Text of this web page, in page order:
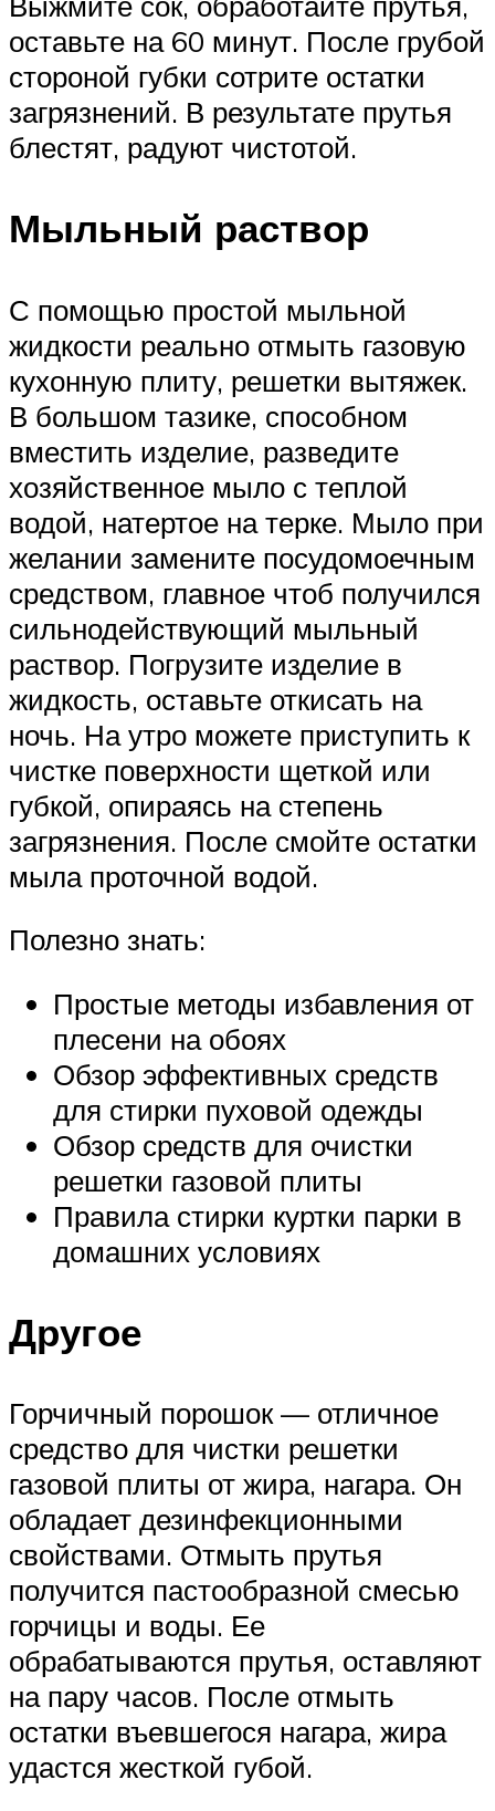
оставьте на 60 минут. После грубой
стороной губки сотрите остатки
загрязнений. В результате прутья
блестят, радуют чистотой.
Мыльный раствор
С помощью простой мыльной
жидкости реально отмыть газовую
кухонную плиту, решетки вытяжек.
В большом тазике, способном
вместить изделие, разведите
хозяйственное мыло с теплой
водой, натертое на терке. Мыло при
желании замените посудомоечным
средством, главное чтоб получился
сильнодействующий мыльный
раствор. Погрузите изделие в
жидкость, оставьте откисать на
ночь. На утро можете приступить к
чистке поверхности щеткой или
губкой, опираясь на степень
загрязнения. После смойте остатки
мыла проточной водой.
Полезно знать:
Простые методы избавления от
плесени на обоях
Обзор эффективных средств
для стирки пуховой одежды
Обзор средств для очистки
решетки газовой плиты
Правила стирки куртки парки в
домашних условиях
Другое
Горчичный порошок — отличное
средство для чистки решетки
газовой плиты от жира, нагара. Он
обладает дезинфекционными
свойствами. Отмыть прутья
получится пастообразной смесью
горчицы и воды. Ее
обрабатываются прутья, оставляют
на пару часов. После отмыть
остатки въевшегося нагара, жира
удастся жесткой губой.